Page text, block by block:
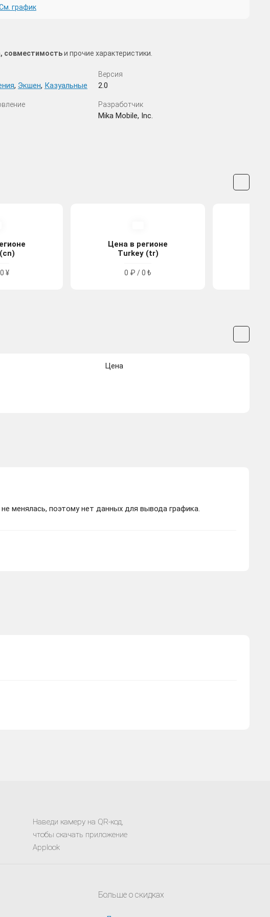
график
совместимостьи прочие характеристики.
, Экшен, Казуальные
Версия
2.0
Разработчик
Mika Mobile, Inc.
¥
Цена в регионе
Turkey (tr)
0 ₽ / 0 ₺
Цена
менялась, поэтому нет данных для вывода графика.
Наведи камеру на QR-код,
чтобы скачать приложение
Applook
Больше о скидках